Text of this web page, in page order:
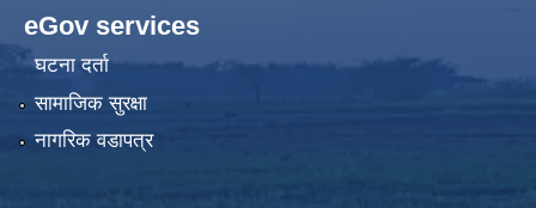
eGov services
घटना दर्ता
सामाजिक सुरक्षा
नागरिक वडापत्र